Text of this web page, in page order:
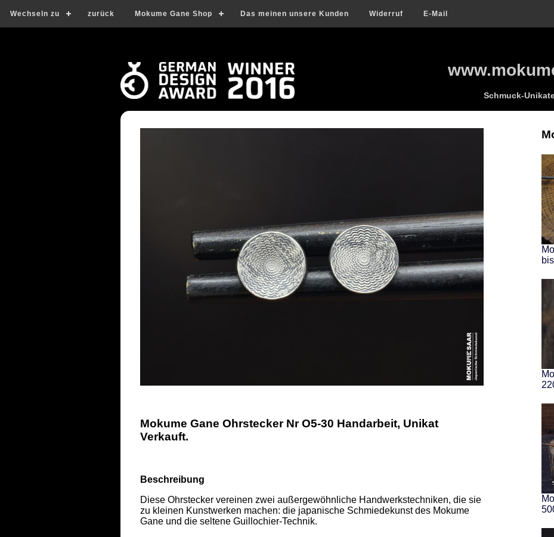
Wechseln zu zurück Mokume Gane Shop Das meinen unsere Kunden Widerruf E-Mail
Schmuck-
Mokume Gane Ohrstecker Nr O5-30 Handarbeit, Unikat
Verkauft.
Beschreibung
Diese Ohrstecker vereinen zwei außergewöhnliche Handwerkstechniken, die sie
zu kleinen Kunstwerken machen: die japanische Schmiedekunst des Mokume
Gane und die seltene Guillochier-Technik.